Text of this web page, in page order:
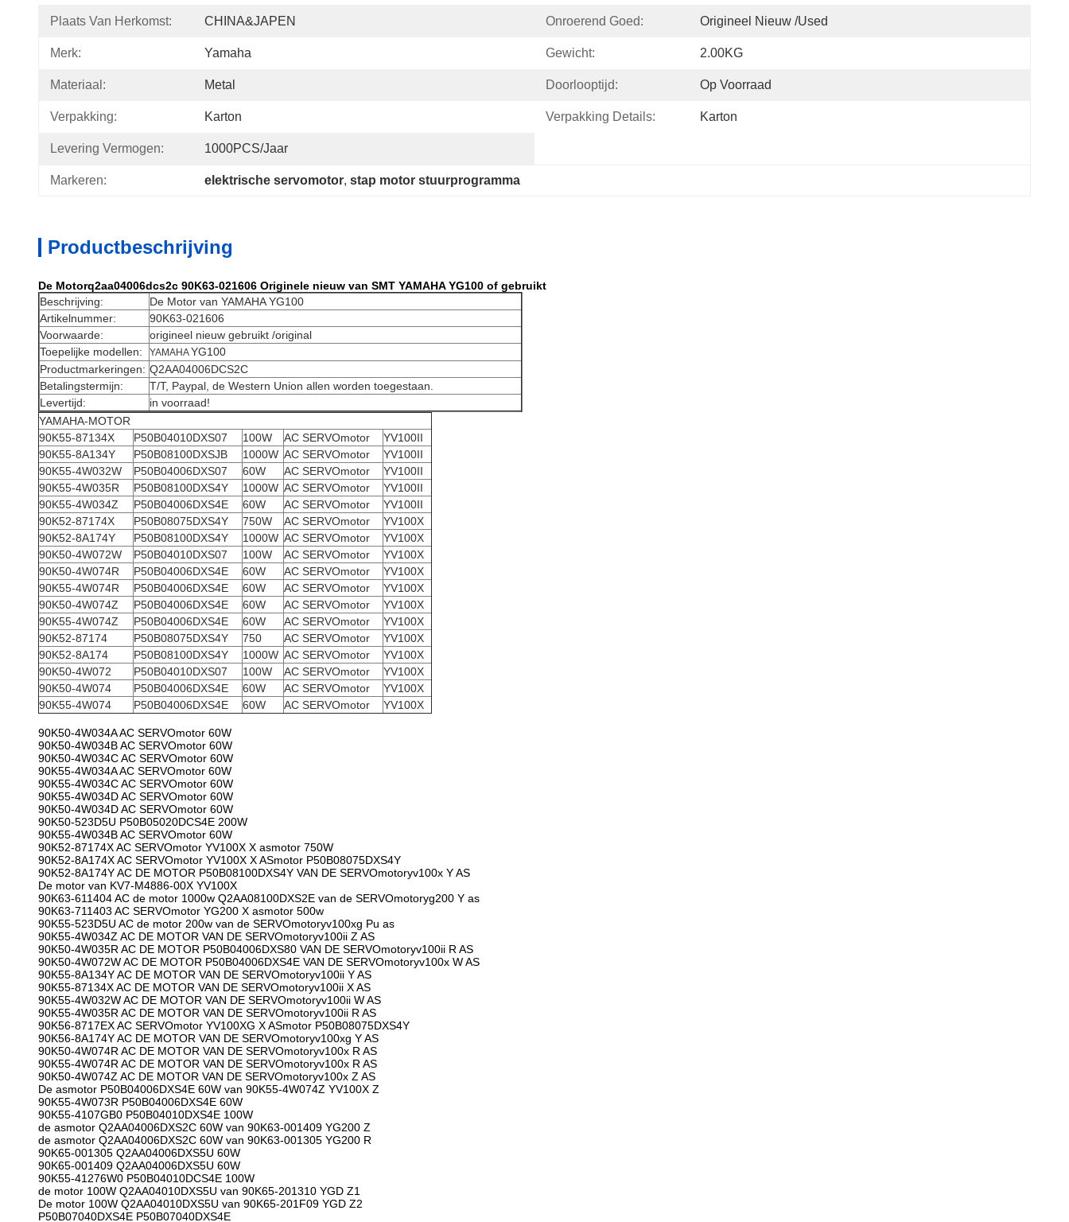
Plaats Van Herkomst: CHINA&JAPEN Onroerend Goed: Origineel Nieuw /used
Merk: Yamaha Gewicht: 2.00KG
Materiaal: Metal Doorlooptijd: Op Voorraad
Verpakking: Karton Verpakking Details: Karton
Levering Vermogen: 1000PCS/jaar
Markeren: elektrische servomotor, stap motor stuurprogramma
Productbeschrijving
De Motorq2aa04006dcs2c 90K63-021606 Originele nieuw van SMT YAMAHA YG100 of gebruikt
Beschrijving:
De Motor van YAMAHA YG100
Artikelnummer:
90K63-021606
Voorwaarde:
origineel nieuw gebruikt /original
Toepelijke modellen:
YAMAHAYG100
Productmarkeringen: Q2AA04006DCS2C
Betalingstermijn:
T/T, Paypal, de Western Union allen worden toegestaan.
Levertijd:
in voorraad!
YAMAHA-MOTOR
90K55-87134X
P50B04010DXS07 100W AC SERVOmotor
YV100II
90K55-8A134Y
P50B08100DXSJB 1000W AC SERVOmotor
YV100II
90K55-4W032W
P50B04006DXS07 60W AC SERVOmotor
YV100II
90K55-4W035R
P50B08100DXS4Y 1000W AC SERVOmotor
YV100II
90K55-4W034Z
P50B04006DXS4E 60W AC SERVOmotor
YV100II
90K52-87174X
P50B08075DXS4Y 750W AC SERVOmotor
YV100X
90K52-8A174Y
P50B08100DXS4Y 1000W AC SERVOmotor
YV100X
90K50-4W072W
P50B04010DXS07 100W AC SERVOmotor
YV100X
90K50-4W074R
P50B04006DXS4E 60W AC SERVOmotor
YV100X
90K55-4W074R
P50B04006DXS4E 60W AC SERVOmotor
YV100X
90K50-4W074Z
P50B04006DXS4E 60W AC SERVOmotor
YV100X
90K55-4W074Z
P50B04006DXS4E 60W AC SERVOmotor
YV100X
90K52-87174
P50B08075DXS4Y 750 AC SERVOmotor
YV100X
90K52-8A174
P50B08100DXS4Y 1000W AC SERVOmotor
YV100X
90K50-4W072
P50B04010DXS07 100W AC SERVOmotor
YV100X
90K50-4W074
P50B04006DXS4E 60W AC SERVOmotor
YV100X
90K55-4W074
P50B04006DXS4E 60W AC SERVOmotor YV100X
90K50-4W034A AC SERVOmotor 60W
90K50-4W034B AC SERVOmotor 60W
90K50-4W034C AC SERVOmotor 60W
90K55-4W034A AC SERVOmotor 60W
90K55-4W034C AC SERVOmotor 60W
90K55-4W034D AC SERVOmotor 60W
90K50-4W034D AC SERVOmotor 60W
90K50-523D5U P50B05020DCS4E 200W
90K55-4W034B AC SERVOmotor 60W
90K52-87174X AC SERVOmotor YV100X X asmotor 750W
90K52-8A174X AC SERVOmotor YV100X X ASmotor P50B08075DXS4Y
90K52-8A174Y AC DE MOTOR P50B08100DXS4Y VAN DE SERVOmotoryv100x Y AS
De motor van KV7-M4886-00X YV100X
90K63-611404 AC de motor 1000w Q2AA08100DXS2E van de SERVOmotoryg200 Y as
90K63-711403 AC SERVOmotor YG200 X asmotor 500w
90K55-523D5U AC de motor 200w van de SERVOmotoryv100xg Pu as
90K55-4W034Z AC DE MOTOR VAN DE SERVOmotoryv100ii Z AS
90K50-4W035R AC DE MOTOR P50B04006DXS80 VAN DE SERVOmotoryv100ii R AS
90K50-4W072W AC DE MOTOR P50B04006DXS4E VAN DE SERVOmotoryv100x W AS
90K55-8A134Y AC DE MOTOR VAN DE SERVOmotoryv100ii Y AS
90K55-87134X AC DE MOTOR VAN DE SERVOmotoryv100ii X AS
90K55-4W032W AC DE MOTOR VAN DE SERVOmotoryv100ii W AS
90K55-4W035R AC DE MOTOR VAN DE SERVOmotoryv100ii R AS
90K56-8717EX AC SERVOmotor YV100XG X ASmotor P50B08075DXS4Y
90K56-8A174Y AC DE MOTOR VAN DE SERVOmotoryv100xg Y AS
90K50-4W074R AC DE MOTOR VAN DE SERVOmotoryv100x R AS
90K55-4W074R AC DE MOTOR VAN DE SERVOmotoryv100x R AS
90K50-4W074Z AC DE MOTOR VAN DE SERVOmotoryv100x Z AS
De asmotor P50B04006DXS4E 60W van 90K55-4W074Z YV100X Z
90K55-4W073R P50B04006DXS4E 60W
90K55-4107GB0 P50B04010DXS4E 100W
de asmotor Q2AA04006DXS2C 60W van 90K63-001409 YG200 Z
de asmotor Q2AA04006DXS2C 60W van 90K63-001305 YG200 R
90K65-001305 Q2AA04006DXS5U 60W
90K65-001409 Q2AA04006DXS5U 60W
90K55-41276W0 P50B04010DCS4E 100W
de motor 100W Q2AA04010DXS5U van 90K65-201310 YGD Z1
De motor 100W Q2AA04010DXS5U van 90K65-201F09 YGD Z2
P50B07040DXS4E P50B07040DXS4E